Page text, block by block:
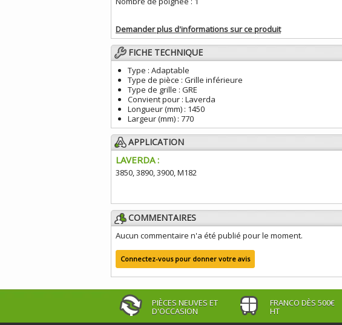
Demander plus d'informations sur ce produit
FICHE TECHNIQUE
Type : Adaptable
Type de pièce : Grille inférieure
Type de grille : GRE
Convient pour : Laverda
Longueur (mm) : 1450
Largeur (mm) : 770
APPLICATION
LAVERDA :
3850, 3890, 3900, M182
COMMENTAIRES
Aucun commentaire n'a été publié pour le moment.
Connectez-vous pour donner votre avis
PIÈCES NEUVES ET
D'OCCASION
FRANCO DÈS 500€
HT